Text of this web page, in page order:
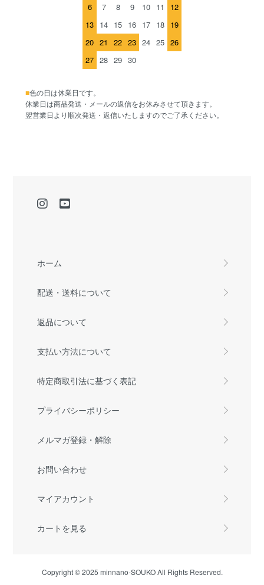
6
7 8 9 10 11
12
13 14 15 16 17 18 19
20 21 22 23 24 25 26
27 28 29 30
■色の日は休業日です。
休業日は商品発送・メールの返信をお休みさせて頂きます。
翌営業日より順次発送・返信いたしますのでご了承ください。
ホーム
配送・送料について
返品について
支払い方法について
特定商取引法に基づく表記
プライバシーポリシー
メルマガ登録・解除
お問い合わせ
マイアカウント
カートを見る
Copyright © 2025 minnano-SOUKO All Rights Reserved.